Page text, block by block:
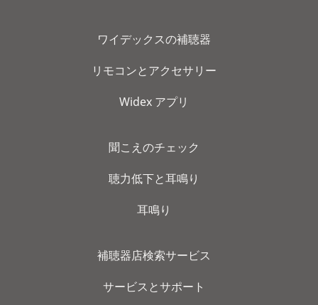
ワイデックスの補聴器
リモコンとアクセサリー
Widex アプリ
聞こえのチェック
聴力低下と耳鳴り
耳鳴り
補聴器店検索サービス
サービスとサポート